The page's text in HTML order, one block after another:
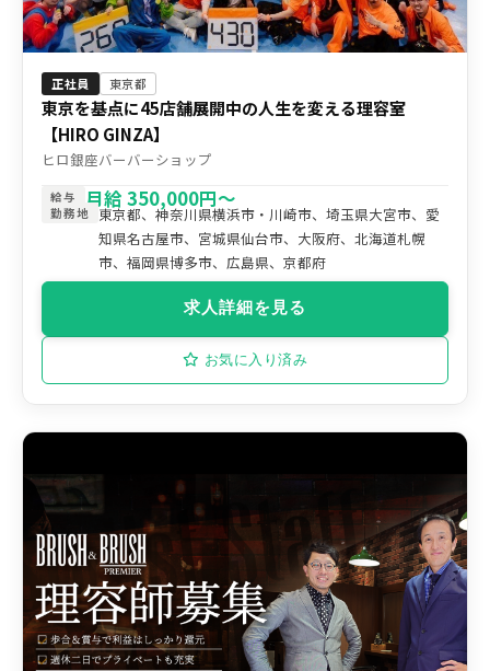
正社員 東京都
東京を基点に45店舗展開中の人生を変える理容室
【HIRO GINZA】
ヒロ銀座バーバーショップ
給与 月給 350,000円〜
勤務地
東京都、神奈川県横浜市・川崎市、埼玉県大宮市、愛
知県名古屋市、宮城県仙台市、大阪府、北海道札幌
市、福岡県博多市、広島県、京都府
お気に入り済み
求人詳細を見る